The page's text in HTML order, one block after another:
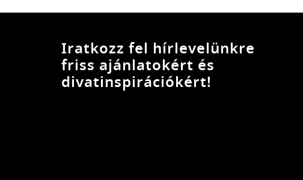
Iratkozz fel hírlevelünkre
friss ajánlatokért és
divatinspirációkért!